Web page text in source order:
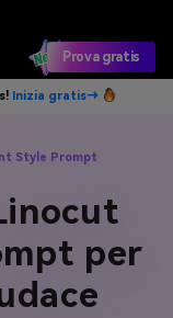
Prova gratis
Inizia gratis→
Style Prompt
per